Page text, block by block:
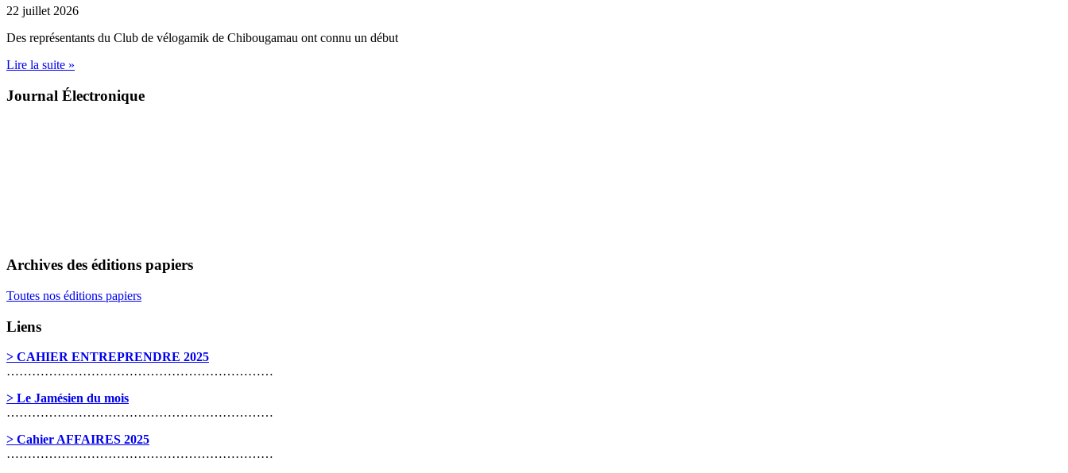
22 juillet 2026
Des représentants du Club de vélogamik de Chibougamau ont connu un début
Lire la suite »
Journal Électronique
Archives des éditions papiers
Toutes nos éditions papiers
Liens
> CAHIER ENTREPRENDRE 2025
………………………………………………………
> Le Jamésien du mois
………………………………………………………
> Cahier AFFAIRES 2025
………………………………………………………